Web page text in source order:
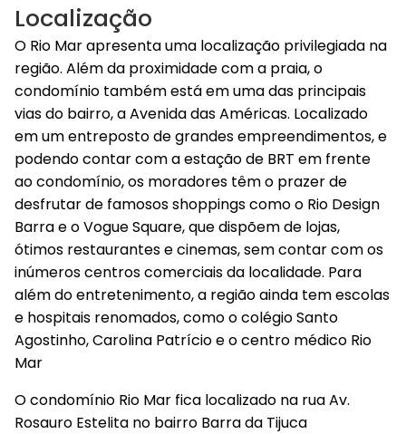
Localização
O Rio Mar apresenta uma localização privilegiada na
região. Além da proximidade com a praia, o
condomínio também está em uma das principais
vias do bairro, a Avenida das Américas. Localizado
em um entreposto de grandes empreendimentos, e
podendo contar com a estação de BRT em frente
ao condomínio, os moradores têm o prazer de
desfrutar de famosos shoppings como o Rio Design
Barra e o Vogue Square, que dispõem de lojas,
ótimos restaurantes e cinemas, sem contar com os
inúmeros centros comerciais da localidade. Para
além do entretenimento, a região ainda tem escolas
e hospitais renomados, como o colégio Santo
Agostinho, Carolina Patrício e o centro médico Rio
Mar
O condomínio Rio Mar fica localizado na rua Av.
Rosauro Estelita no bairro Barra da Tijuca